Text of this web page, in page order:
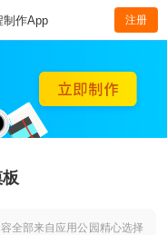
制作App 注册
全部来自应用公园精心选择